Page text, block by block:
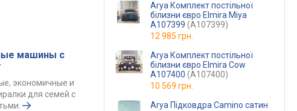
машины с
экономичные и
для семей с
Arya Комплект постільної
білизни євро Elmira Miya
A107399 (A107399)
12 985 грн.
Arya Комплект постільної
білизни євро Elmira Cow
A107400 (A107400)
10 569 грн.
Arya Підковдра Camino сатин